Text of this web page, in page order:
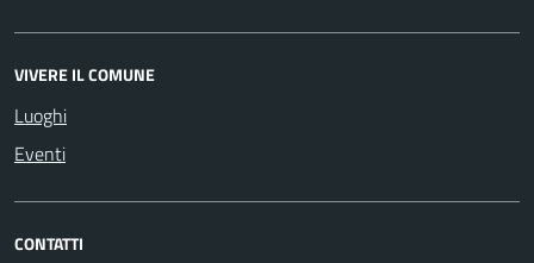
VIVERE IL COMUNE
Luoghi
Eventi
CONTATTI